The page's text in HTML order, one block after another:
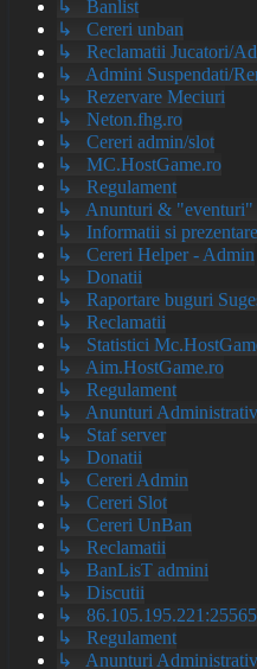
↳ Banlist
↳ Cereri unban
↳ Reclamatii Jucatori/
↳ Admini Suspendati/
↳ Rezervare Meciuri
↳ Neton.fhg.ro
↳ Cereri admin/slot
↳ MC.HostGame.ro
↳ Regulament
↳ Anunturi & "eventuri"
↳ Informatii si
↳ Cereri Helper - Admin
↳ Donatii
↳ Raportare buguri
↳ Reclamatii
↳ Statistici
↳ Aim.HostGame.ro
↳ Regulament
↳ Anunturi
↳ Staf server
↳ Donatii
↳ Cereri Admin
↳ Cereri Slot
↳ Cereri UnBan
↳ Reclamatii
↳ BanLisT admini
↳ Discutii
↳
↳ Regulament
↳ Anunturi